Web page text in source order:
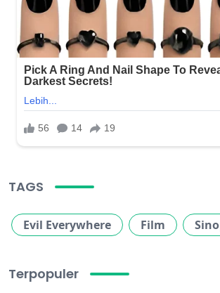
TAGS
Evil Everywhere Film
Terpopuler